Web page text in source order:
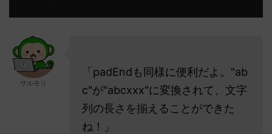
サルモリ
「padEndも同様に便利だよ。"ab
c"が"abcxxx"に変換されて、文字
列の長さを揃えることができた
ね！」